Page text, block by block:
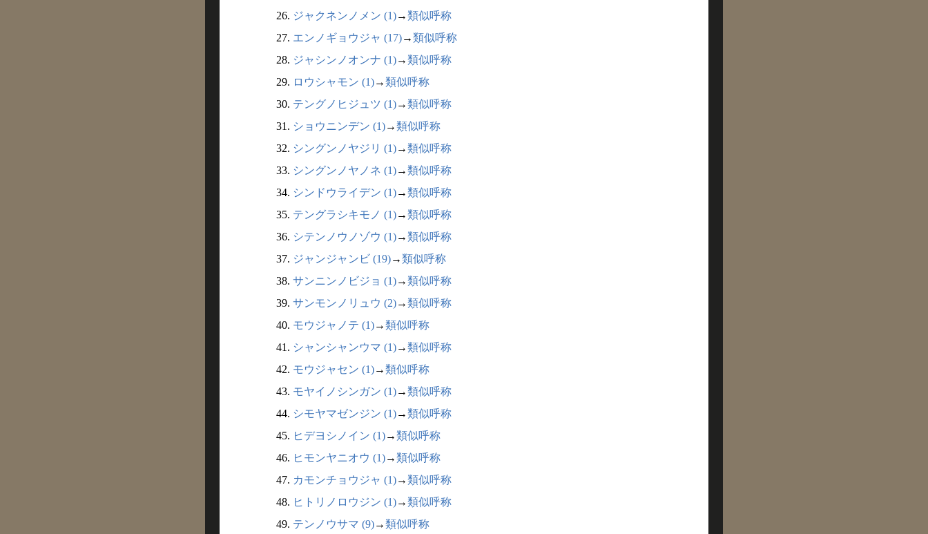
26. ジャクネンノメン (1)→類似呼称
27. エンノギョウジャ (17)→類似呼称
28. ジャシンノオンナ (1)→類似呼称
29. ロウシャモン (1)→類似呼称
30. テングノヒジュツ (1)→類似呼称
31. ショウニンデン (1)→類似呼称
32. シングンノヤジリ (1)→類似呼称
33. シングンノヤノネ (1)→類似呼称
34. シンドウライデン (1)→類似呼称
35. テングラシキモノ (1)→類似呼称
36. シテンノウノゾウ (1)→類似呼称
37. ジャンジャンビ (19)→類似呼称
38. サンニンノビジョ (1)→類似呼称
39. サンモンノリュウ (2)→類似呼称
40. モウジャノテ (1)→類似呼称
41. シャンシャンウマ (1)→類似呼称
42. モウジャセン (1)→類似呼称
43. モヤイノシンガン (1)→類似呼称
44. シモヤマゼンジン (1)→類似呼称
45. ヒデヨシノイン (1)→類似呼称
46. ヒモンヤニオウ (1)→類似呼称
47. カモンチョウジャ (1)→類似呼称
48. ヒトリノロウジン (1)→類似呼称
49. テンノウサマ (9)→類似呼称